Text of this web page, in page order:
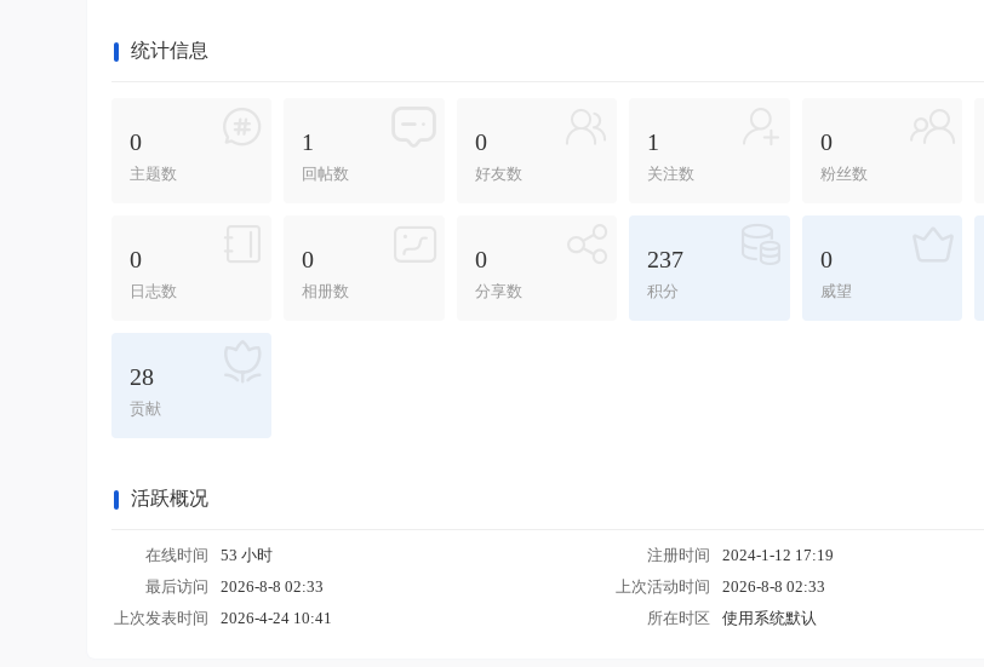
统计信息
0
主题数
1
回帖数
0
好友数
1
关注数
0
粉丝数
0
日志数
0
相册数
0
分享数
237
积分
0
威望
28
贡献
活跃概况
在线时间 53 小时 注册时间
2024-1-12 17:19
最后访问
2026-8-8 02:33 上次活动时间
2026-8-8 02:33
上次发表时间
2026-4-24 10:41 所在时区 使用系统默认